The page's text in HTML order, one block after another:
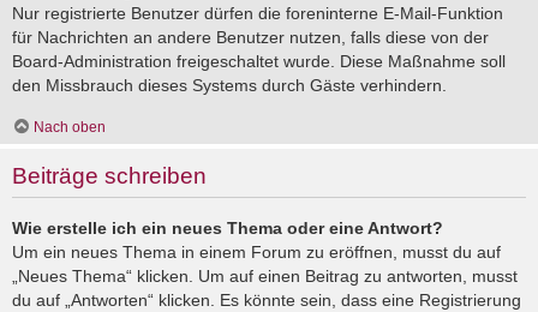
Nur registrierte Benutzer dürfen die foreninterne E-Mail-Funktion
für Nachrichten an andere Benutzer nutzen, falls diese von der
Board-Administration freigeschaltet wurde. Diese Maßnahme soll
den Missbrauch dieses Systems durch Gäste verhindern.
Nach oben
Beiträge schreiben
Wie erstelle ich ein neues Thema oder eine Antwort?
Um ein neues Thema in einem Forum zu eröffnen, musst du auf
„Neues Thema“ klicken. Um auf einen Beitrag zu antworten, musst
du auf „Antworten“ klicken. Es könnte sein, dass eine Registrierung